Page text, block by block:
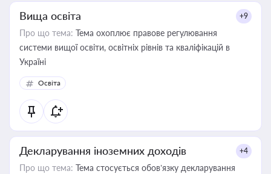
Вища освіта +9
Про що тема: Тема охоплює правове регулювання
системи вищої освіти, освітніх рівнів та кваліфікацій в
Україні
Освіта
Декларування іноземних доходів +4
Про що тема: Тема стосується обов’язку декларування